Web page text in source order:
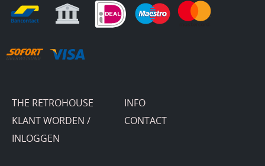
THE RETROHOUSE
INFO
KLANT WORDEN /
INLOGGEN
CONTACT